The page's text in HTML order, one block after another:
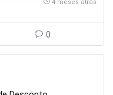
4 meses atrás
0